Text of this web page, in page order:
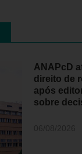
ANAPcD
direito de
após
sobre